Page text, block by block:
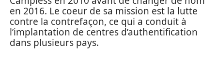
en 2016. Le coeur de sa mission est la lutte
contre la contrefaçon, ce qui a conduit à
l’implantation de centres d’authentification
dans plusieurs pays.